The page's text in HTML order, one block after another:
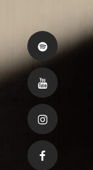
Spotify